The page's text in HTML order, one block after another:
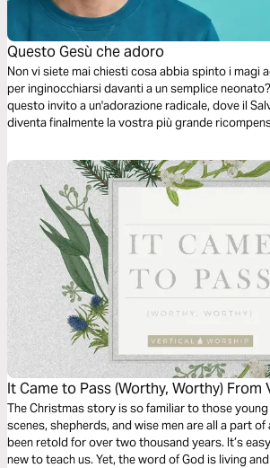
Questo Gesù che adoro
Non vi siete mai chiesti cosa abbia spinto i magi
per inginocchiarsi davanti a un semplice
questo invito a un'adorazione radicale, dove il
diventa finalmente la vostra più grande
It Came to Pass (Worthy, Worthy) From
Worship
The Christmas story is so familiar to those
scenes, shepherds, and wise men are all a part
been retold for over two thousand years. It’s
new to teach us. Yet, the word of God is living